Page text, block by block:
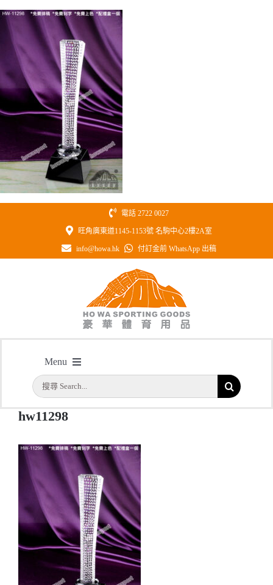
Skip
content
電話 2722 0027
旺角廣東道1145-1153號 名駒中心2樓2A室
info@howa.hk 付訂金前 WhatsApp 出稿
Menu
首頁
一天快取
實用系列
水晶獎座
金箔畫
搜
索
結
主頁
hw11298